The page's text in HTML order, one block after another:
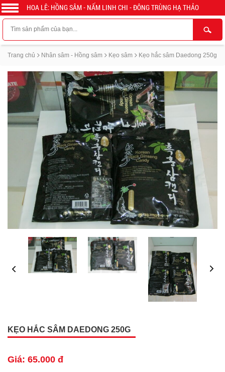
HOA LÊ: HỒNG SÂM - NẤM LINH CHI - ĐÔNG TRÙNG HẠ THẢO
Trang chủ Nhân sâm - Hồng sâm Kẹo sâm Kẹo hắc sâm Daedong 250g
KẸO HẮC SÂM DAEDONG 250G
Giá: 65.000 đ